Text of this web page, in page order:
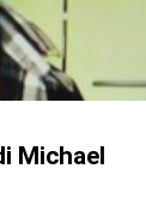
Michael